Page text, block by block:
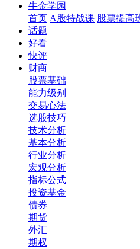
牛金学园
首页 A股特战课 股票提高
话题
好看
快评
财商
股票基础
能力级别
交易心法
选股技巧
技术分析
基本分析
行业分析
宏观分析
指标公式
投资基金
债券
期货
外汇
期权